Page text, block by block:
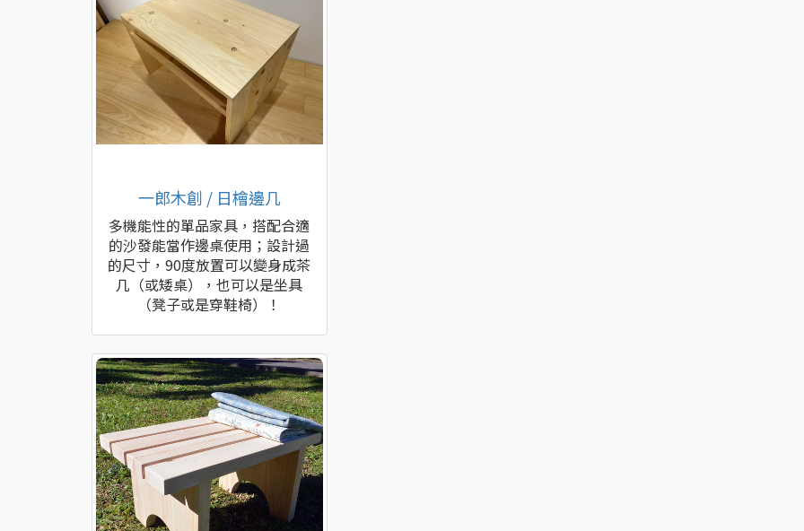
一郎木創 / 日檜邊几
多機能性的單品家具，搭配合適
的沙發能當作邊桌使用；設計過
的尺寸，90度放置可以變身成茶
几（或矮桌），也可以是坐具
（凳子或是穿鞋椅）！